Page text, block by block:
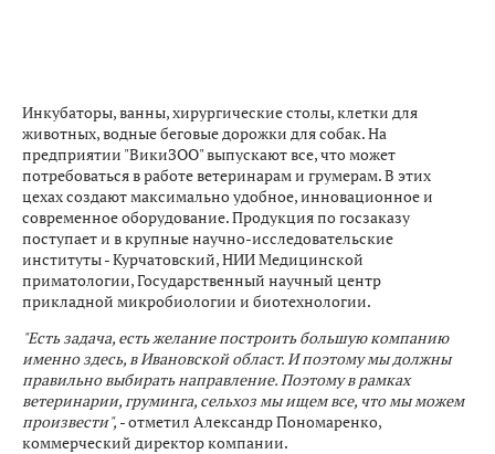
Инкубаторы, ванны, хирургические столы, клетки для
животных, водные беговые дорожки для собак. На
предприятии "ВикиЗОО" выпускают все, что может
потребоваться в работе ветеринарам и грумерам. В этих
цехах создают максимально удобное, инновационное и
современное оборудование. Продукция по госзаказу
поступает и в крупные научно-исследовательские
институты - Курчатовский, НИИ Медицинской
приматологии, Государственный научный центр
прикладной микробиологии и биотехнологии.
"Есть задача, есть желание построить большую компанию
именно здесь, в Ивановской област. И поэтому мы должны
правильно выбирать направление. Поэтому в рамках
ветеринарии, груминга, сельхоз мы ищем все, что мы можем
произвести", - отметил Александр Пономаренко,
коммерческий директор компании.